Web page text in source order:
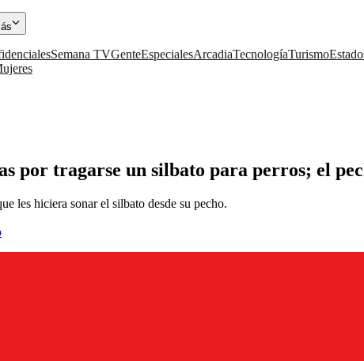
Semana TVGenteEspecialesArcadiaTecnologíaTurismo
por tragarse un silbato para perros; el
les hiciera sonar el silbato desde su pecho.